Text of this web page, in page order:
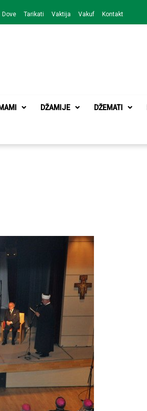
Dove Tarikati Vaktija Vakuf Kontakt
Bijeljina
IMAMI DŽAMIJE DŽEMATI